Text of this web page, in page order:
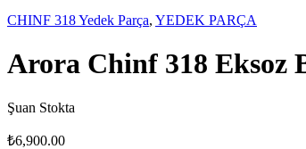
CHINF 318 Yedek Parça, YEDEK PARÇA
Arora Chinf 318 Eksoz
Şuan Stokta
₺6,900.00